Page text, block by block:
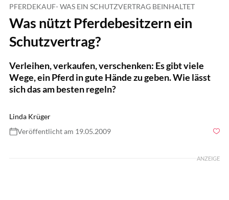
PFERDEKAUF- WAS EIN SCHUTZVERTRAG BEINHALTET
Was nützt Pferdebesitzern ein
Schutzvertrag?
Verleihen, verkaufen, verschenken: Es gibt viele
Wege, ein Pferd in gute Hände zu geben. Wie lässt
sich das am besten regeln?
Linda Krüger
Veröffentlicht am 19.05.2009
ANZEIGE